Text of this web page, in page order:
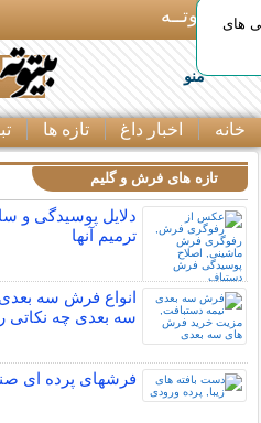
بـیتوتــه
منو
خانه اخبار داغ تازه ها
های
تازه های فرش و گلیم
دلایل پوسیدگی و
ترمیم آنها
انواع فرش سه
سه بعدی چه نکاتی
فرشهای پرده ای